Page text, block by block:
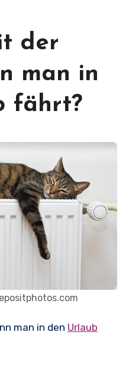
der
man in
fährt?
man in den Urlaub